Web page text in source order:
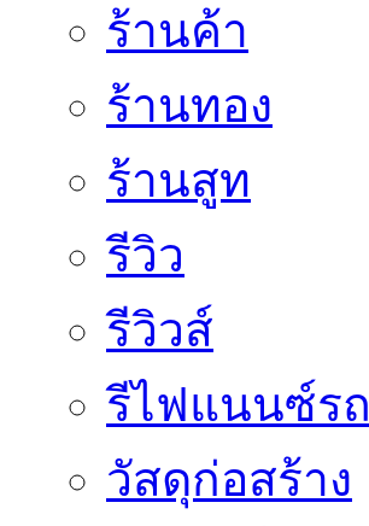
ร้านค้า
ร้านทอง
ร้านสูท
รีวิว
รีวิวส์
รีไฟแนนซ์รถ
วัสดุก่อสร้าง